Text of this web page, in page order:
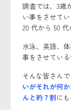
調査では、3歳
い事をさせて
20 代から 50 代
水泳、英語、
事をさせてい
そんな皆さんで
いがそれが何
んと約７割に